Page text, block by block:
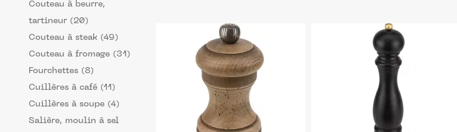
Couteau à beurre,
tartineur (20)
Couteau à steak (49)
Couteau à fromage (31)
Fourchettes (8)
Cuillères à café (11)
Cuillères à soupe (4)
Salière, moulin à sel